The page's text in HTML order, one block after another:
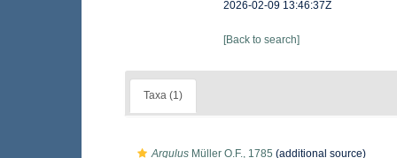
2026-02-09 13:46:37Z
[Back to search]
Taxa (1)
Argulus Müller O.F., 1785 (additional source)